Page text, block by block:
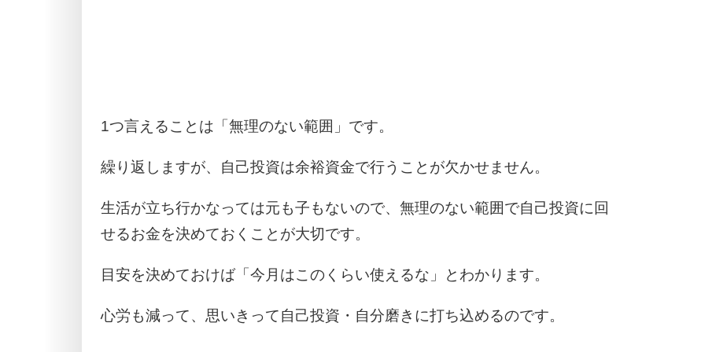
1つ言えることは「無理のない範囲」です。
繰り返しますが、自己投資は余裕資金で行うことが欠かせません。
生活が立ち行かなっては元も子もないので、無理のない範囲で自己投資に回
せるお金を決めておくことが大切です。
目安を決めておけば「今月はこのくらい使えるな」とわかります。
心労も減って、思いきって自己投資・自分磨きに打ち込めるのです。